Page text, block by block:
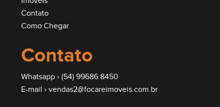
Contato
Como Chegar
Contato
Whatsapp › (54) 99686.8450
E-mail › vendas2@focareimoveis.com.br